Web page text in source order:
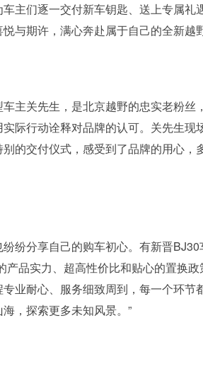
主们逐一交付新车钥匙、送上专属
与期许，满心奔赴属于自己的全新越
主关先生，是北京越野的忠实老粉
际行动诠释对品牌的认可。关先生现
的交付仪式，感受到了品牌的用心，
纷分享自己的购车初心。有新晋
产品实力、超高性价比和贴心的置换
专业耐心、服务细致周到，每一个环
，探索更多未知风景。”